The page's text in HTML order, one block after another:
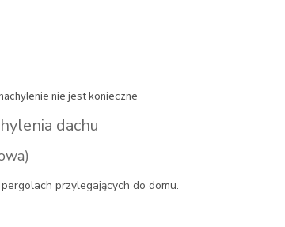
nie jest konieczne
dachu
przylegających do domu.